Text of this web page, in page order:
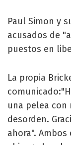
Paul Simon y
acusados de
puestos en
La propia
una pelea
desorden.
ahora".